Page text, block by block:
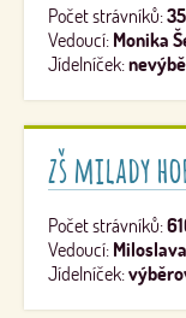
Počet strávníků:
Vedoucí: Monika
Jídelníček:
zš milady
Počet strávníků:
Vedoucí:
Jídelníček: